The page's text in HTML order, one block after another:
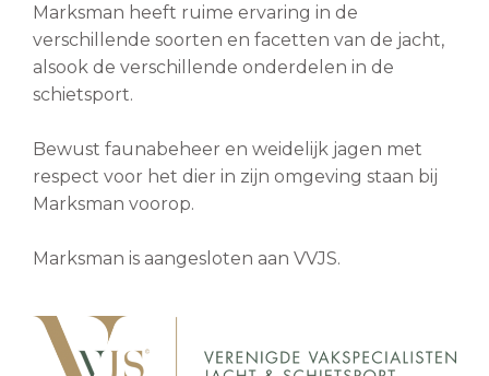
Marksman heeft ruime ervaring in de
verschillende soorten en facetten van de jacht,
alsook de verschillende onderdelen in de
schietsport.
Bewust faunabeheer en weidelijk jagen met
respect voor het dier in zijn omgeving staan bij
Marksman voorop.
Marksman is aangesloten aan VVJS.